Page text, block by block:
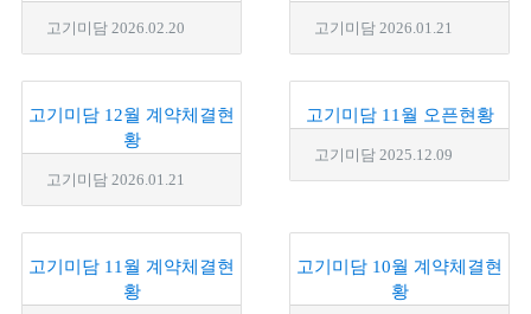
고기미담 2026.02.20 고기미담 2026.01.21
고기미담 12월 계약체결현
황
고기미담 2026.01.21
고기미담 11월 오픈현황
고기미담 2025.12.09
고기미담 11월 계약체결현
황
고기미담 10월 계약체결현
황